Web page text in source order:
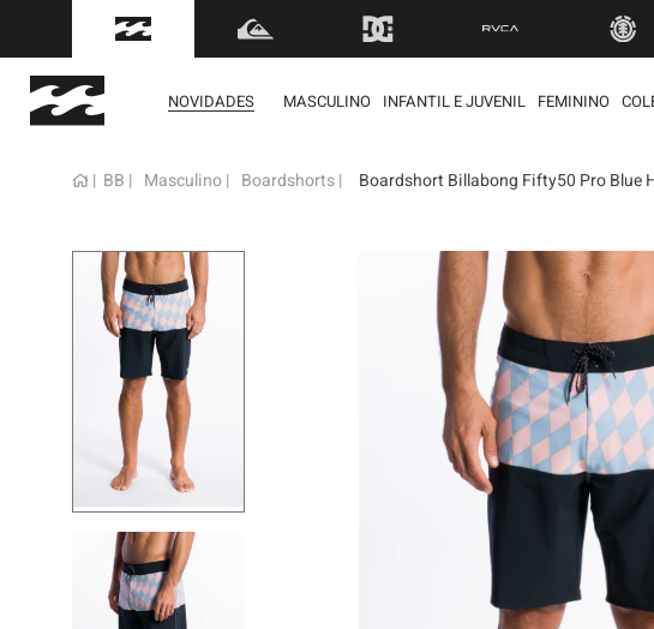
FRETE GRÁTISpara todo Brasil nas
NOVIDADES MASCULINO INFANTIL E JUVENIL FEMININO
BB Masculino Boardshorts Boardshort Billabong Fifty50 Pro Blue
termos mais
boné
3 º
regata
4
boardshort
5º
camiseta
6 º
bermuda
7º
jaqueta
º chinelo